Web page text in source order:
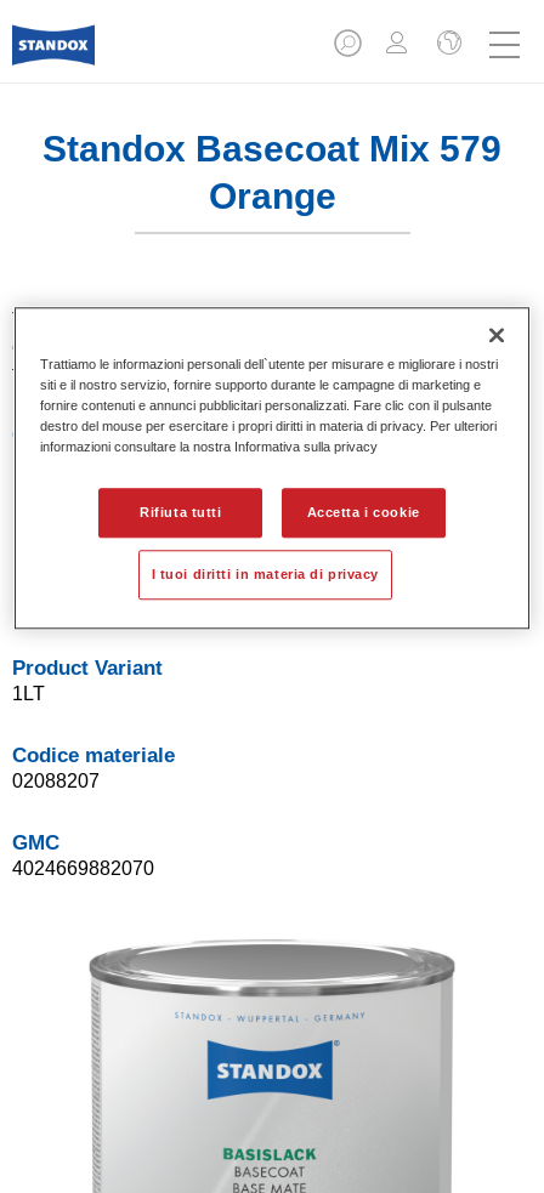
Standox Basecoat Mix 579
Orange
Tinta base convenzionale con eccezionale potere riempitivo
e buona opacità. Si distingue per l’ottimo punto tinta e per la
facilità di sfumatura. Ideale per riparazioni professionali.
Caratteristiche del prodotto
Colori pastello, metallizzati e perlati.
Eccellenti proprietà di riempimento.
Buona opacità.
Sistema di basi opache a solvente Standox.
Facile da sfumare.
Product Variant
1LT
Codice materiale
02088207
GMC
4024669882070
Trattiamo le informazioni personali dell`utente per misurare e migliorare i nostri
siti e il nostro servizio, fornire supporto durante le campagne di marketing e
fornire contenuti e annunci pubblicitari personalizzati. Fare clic con il pulsante
destro del mouse per esercitare i propri diritti in materia di privacy. Per ulteriori
informazioni consultare la nostra Informativa sulla privacy
Rifiuta tutti Accetta i cookie
I tuoi diritti in materia di privacy